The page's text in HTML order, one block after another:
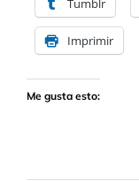
Tumblr
Imprimir
Me gusta esto: